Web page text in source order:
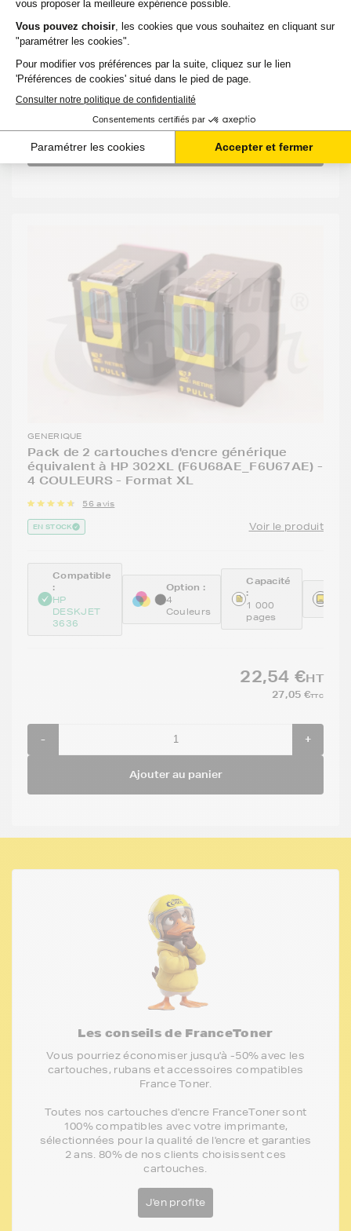
14,46 €
Ajouter au panier
GENERIQUE
Pack de 2 cartouches d'encre générique
équivalent à HP 302XL (F6U68AE_F6U67AE) -
4 COULEURS - Format XL
56 avis
EN STOCK Voir le produit
Compatible
:
HP
DESKJET
3636
Option :
4
Couleurs
Capacité
:
1 000
pages
22,54 €HT
27,05 €TTC
- +
Ajouter au panier
Les conseils de FranceToner
Vous pourriez économiser jusqu'à -50% avec les
cartouches, rubans et accessoires compatibles
France Toner.
Toutes nos cartouches d'encre FranceToner sont
100% compatibles avec votre imprimante,
sélectionnées pour la qualité de l'encre et garanties
2 ans. 80% de nos clients choisissent ces
cartouches.
J'en profite